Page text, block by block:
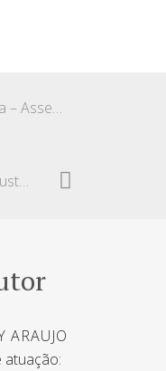
Saiba mais: Quadrilha – Assessor jurídico
Saiba mais: Reversão de justa causa – Indenização
ARAUJO
atuação: